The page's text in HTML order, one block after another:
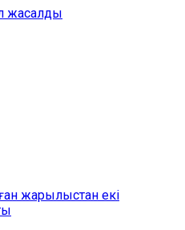
жасалды
жарылыстан екі